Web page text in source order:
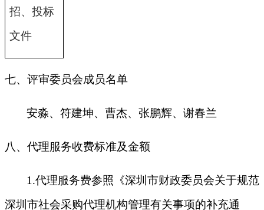
招、投标
文件
七、评审委员会成员名单
安淼、符建坤、曹杰、张鹏辉、谢春兰
八、代理服务收费标准及金额
1.代理服务费参照《深圳市财政委员会关于规范
深圳市社会采购代理机构管理有关事项的补充通